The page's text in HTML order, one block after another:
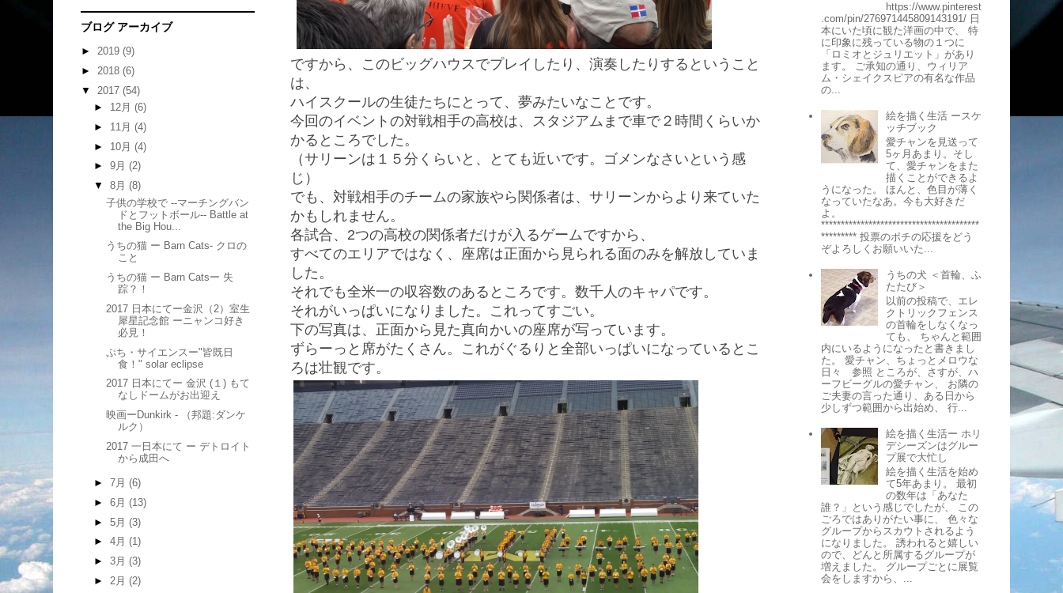
ですから、このビッグハウスでプレイしたり、演奏したりするということ
は、
ハイスクールの生徒たちにとって、夢みたいなことです。
今回のイベントの対戦相手の高校は、スタジアムまで車で２時間くらいか
かるところでした。
（サリーンは１５分くらいと、とても近いです。ゴメンなさいという感
じ）
でも、対戦相手のチームの家族やら関係者は、サリーンからより来ていた
かもしれません。
各試合、2つの高校の関係者だけが入るゲームですから、
すべてのエリアではなく、座席は正面から見られる面のみを解放していま
した。
それでも全米一の収容数のあるところです。数千人のキャパです。
それがいっぱいになりました。これってすごい。
下の写真は、正面から見た真向かいの座席が写っています。
ずらーっと席がたくさん。これがぐるりと全部いっぱいになっているとこ
ろは壮観です。
ブログ アーカイブ
► 2019 (9)
► 2018 (6)
▼ 2017 (54)
► 12月 (6)
► 11月 (4)
► 10月 (4)
► 9月 (2)
▼ 8月 (8)
子供の学校で --マーチングバン
ドとフットボール-- Battle at
the Big Hou...
うちの猫 ー Barn Cats- クロの
こと
うちの猫 ー Barn Catsー 失
踪？！
2017 日本にてー金沢（2）室生
犀星記念館 ーニャンコ好き
必見！
ぷち・サイエンスー"皆既日
食！" solar eclipse
2017 日本にてー 金沢 (１) もて
なしドームがお出迎え
映画ーDunkirk - （邦題:ダンケ
ルク）
2017 一日本にて ー デトロイト
から成田へ
► 7月 (6)
► 6月 (13)
► 5月 (3)
► 4月 (1)
► 3月 (3)
► 2月 (2)
https://www.pinterest
.com/pin/276971445809143191/ 日
本にいた頃に観た洋画の中で、 特
に印象に残っている物の１つに
「ロミオとジュリエット」があり
ます。 ご承知の通り、ウィリア
ム・シェイクスピアの有名な作品
の...
絵を描く生活 ースケ
ッチブック
愛チャンを見送って
5ヶ月あまり。そし
て、愛チャンをまた
描くことができるよ
うになった。 ほんと、色目が薄く
なっていたなあ。今も大好きだ
よ。
****************************************
********* 投票のポチの応援をどう
ぞよろしくお願いいた...
うちの犬 ＜首輪、ふ
たたび＞
以前の投稿で、エレ
クトリックフェンス
の首輪をしなくなっ
ても、 ちゃんと範囲
内にいるようになったと書きまし
た。 愛チャン、ちょっとメロウな
日々 参照 ところが、さすが、ハ
ーフビーグルの愛チャン、 お隣の
ご夫妻の言った通り、ある日から
少しずつ範囲から出始め、 行...
絵を描く生活ー ホリ
デシーズンはグルー
プ展で大忙し
絵を描く生活を始め
て5年あまり。 最初
の数年は「あなた
誰？」という感じでしたが、 この
ごろではありがたい事に、 色々な
グループからスカウトされるよう
になりました。 誘われると嬉しい
ので、どんと所属するグループが
増えました。 グループごとに展覧
会をしますから、...